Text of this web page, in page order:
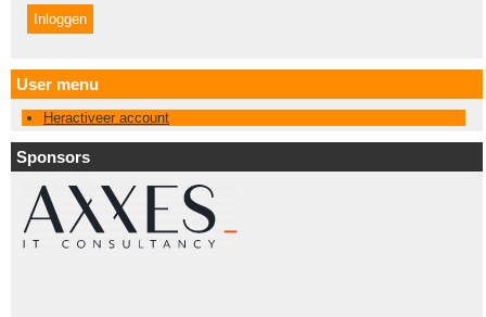
User menu
Heractiveer account
Sponsors